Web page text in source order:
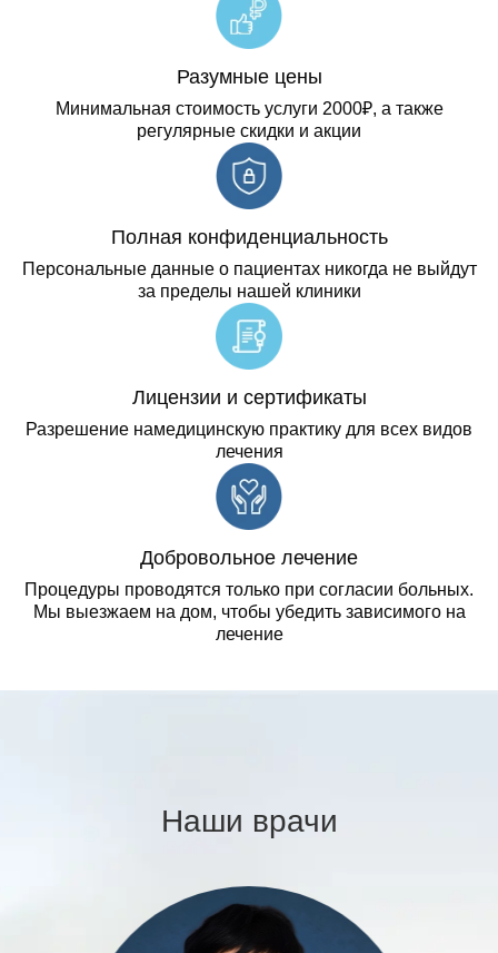
Разумные цены
Минимальная стоимость услуги 2000₽, а также
регулярные скидки и акции
Полная конфиденциальность
Персональные данные о пациентах никогда не выйдут
за пределы нашей клиники
Лицензии и сертификаты
Разрешение намедицинскую практику для всех видов
лечения
Добровольное лечение
Процедуры проводятся только при согласии больных.
Мы выезжаем на дом, чтобы убедить зависимого на
лечение
Наши врачи